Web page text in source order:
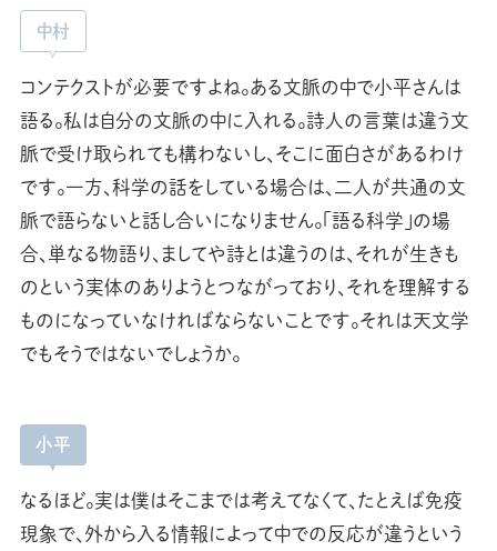
中村
コンテクストが必要ですよね。ある文脈の中で小平さんは
語る。私は自分の文脈の中に入れる。詩人の言葉は違う文
脈で受け取られても構わないし、そこに面白さがあるわけ
です。一方、科学の話をしている場合は、二人が共通の文
脈で語らないと話し合いになりません。「語る科学」の場
合、単なる物語り、ましてや詩とは違うのは、それが生きも
のという実体のありようとつながっており、それを理解する
ものになっていなければならないことです。それは天文学
でもそうではないでしょうか。
小平
なるほど。実は僕はそこまでは考えてなくて、たとえば免疫
現象で、外から入る情報によって中での反応が違うという